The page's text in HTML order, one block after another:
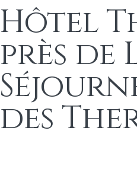
Hôtel
près de
des